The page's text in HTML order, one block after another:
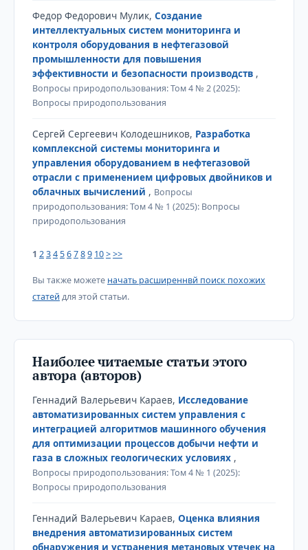
Федор Федорович Мулик, Создание
интеллектуальных систем мониторинга и
контроля оборудования в нефтегазовой
промышленности для повышения
эффективности и безопасности производств ,
Вопросы природопользования: Том 4 № 2 (2025):
Вопросы природопользования
Сергей Сергеевич Колодешников, Разработка
комплексной системы мониторинга и
управления оборудованием в нефтегазовой
отрасли с применением цифровых двойников и
облачных вычислений , Вопросы
природопользования: Том 4 № 1 (2025): Вопросы
природопользования
1 23456789 10>>>
Вы также можете начать расширеннвй поиск похожих
статей для этой статьи.
Наиболее читаемые статьи этого
автора (авторов)
Геннадий Валерьевич Караев, Исследование
автоматизированных систем управления с
интеграцией алгоритмов машинного обучения
для оптимизации процессов добычи нефти и
газа в сложных геологических условиях ,
Вопросы природопользования: Том 4 № 1 (2025):
Вопросы природопользования
Геннадий Валерьевич Караев, Оценка влияния
внедрения автоматизированных систем
обнаружения и устранения метановых утечек на